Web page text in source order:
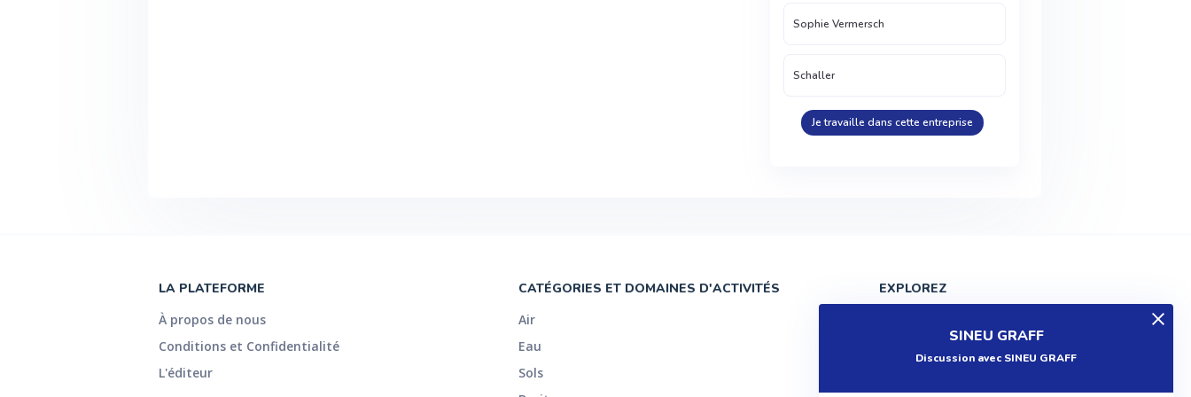
SINEU GRAFF
Discussion avec SINEU GRAFF
Sophie Vermersch
Schaller
Je travaille dans cette entreprise
LA PLATEFORME
À propos de nous
Conditions et Confidentialité
L'éditeur
CATÉGORIES ET DOMAINES D'ACTIVITÉS
Air
Eau
Sols
EXPLOREZ